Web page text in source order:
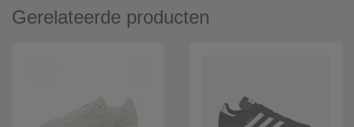
Gerelateerde producten